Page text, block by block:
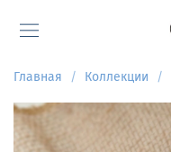
Главная Коллекции